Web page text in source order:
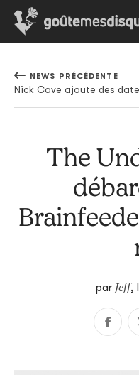
NEWS PRÉCÉDENTE
The
par Jeff,